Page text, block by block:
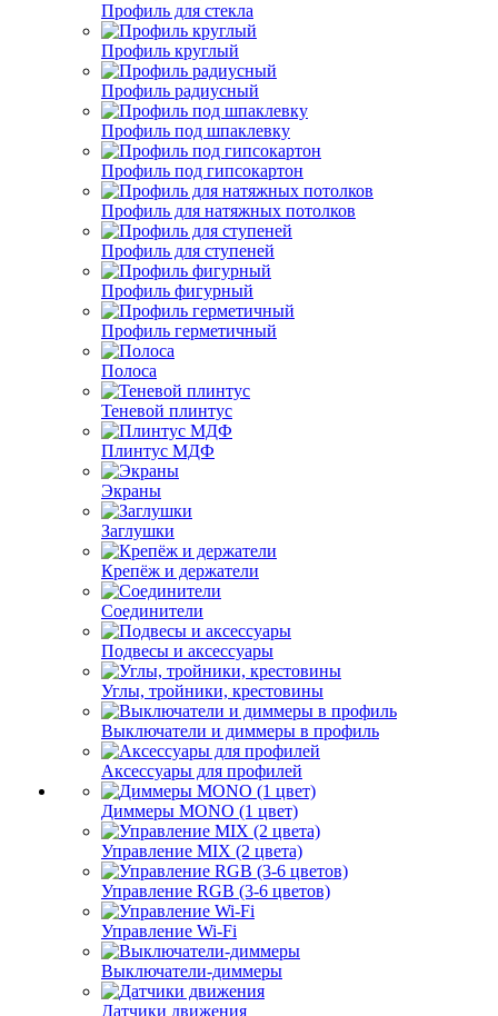
Профиль для стекла
Профиль круглый
Профиль радиусный
Профиль под шпаклевку
Профиль под гипсокартон
Профиль для натяжных потолков
Профиль для ступеней
Профиль фигурный
Профиль герметичный
Полоса
Теневой плинтус
Плинтус МДФ
Экраны
Заглушки
Крепёж и держатели
Соединители
Подвесы и аксессуары
Углы, тройники, крестовины
Выключатели и диммеры в профиль
Аксессуары для профилей
Диммеры MONO (1 цвет)
Управление MIX (2 цвета)
Управление RGB (3-6 цветов)
Управление Wi-Fi
Выключатели-диммеры
Датчики движения